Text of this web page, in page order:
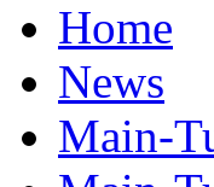
Home
News
Main-